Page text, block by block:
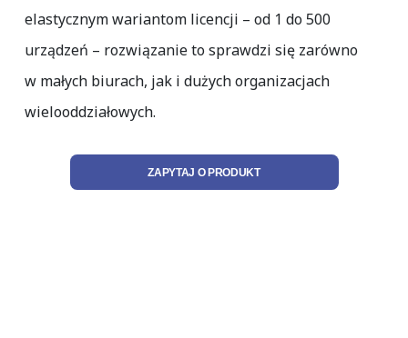
elastycznym wariantom licencji – od 1 do 500
urządzeń – rozwiązanie to sprawdzi się zarówno
w małych biurach, jak i dużych organizacjach
wielooddziałowych.
ZAPYTAJ O PRODUKT